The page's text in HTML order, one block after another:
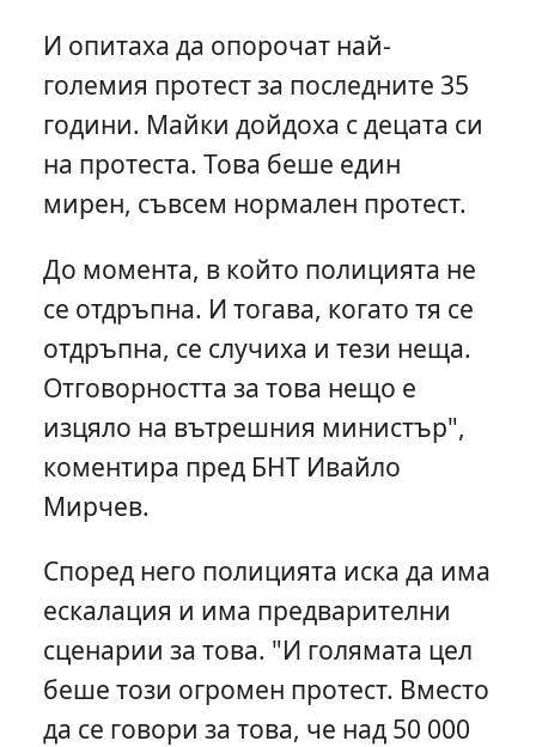
И опитаха да опорочат най-
големия протест за последните 35
години. Майки дойдоха с децата си
на протеста. Това беше един
мирен, съвсем нормален протест.
До момента, в който полицията не
се отдръпна. И тогава, когато тя се
отдръпна, се случиха и тези неща.
Отговорността за това нещо е
изцяло на вътрешния министър",
коментира пред БНТ Ивайло
Мирчев.
Според него полицията иска да има
ескалация и има предварителни
сценарии за това. "И голямата цел
беше този огромен протест. Вместо
да се говори за това, че над 50 000